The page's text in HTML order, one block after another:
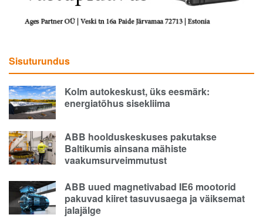
Sisuturundus
Kolm autokeskust, üks eesmärk:
energiatõhus sisekliima
ABB hoolduskeskuses pakutakse
Baltikumis ainsana mähiste
vaakumsurveimmutust
ABB uued magnetivabad IE6 mootorid
pakuvad kiiret tasuvusaega ja väiksemat
jalajälge